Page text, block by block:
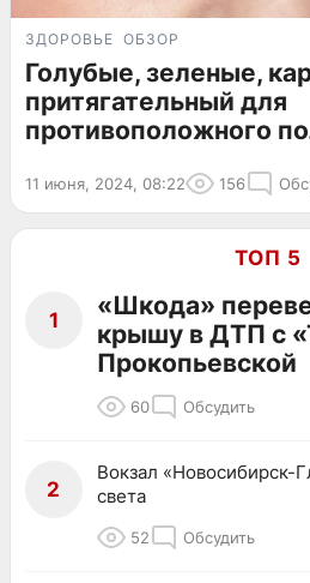
ЗДОРОВЬЕ ОБЗОР
Голубые, зеленые,
притягательный для
противоположного
11 июня, 2024, 08:22 156
ТОП 5
1
«Шкода»
крышу в ДТП с
Прокопьевской
60 Обсудить
2
Вокзал «Новосибирск-
света
52 Обсудить